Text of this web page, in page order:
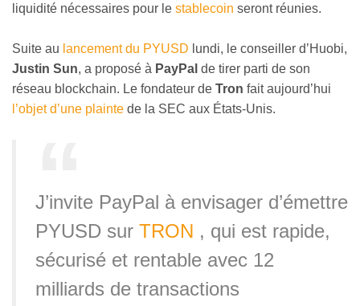
liquidité nécessaires pour le stablecoin seront réunies.
Suite au lancement du PYUSD lundi, le conseiller d’Huobi,
Justin Sun, a proposé à PayPal de tirer parti de son
réseau blockchain. Le fondateur de Tron fait aujourd’hui
l’objet d’une plainte de la SEC aux États-Unis.
J’invite PayPal à envisager d’émettre
PYUSD sur TRON , qui est rapide,
sécurisé et rentable avec 12
milliards de transactions